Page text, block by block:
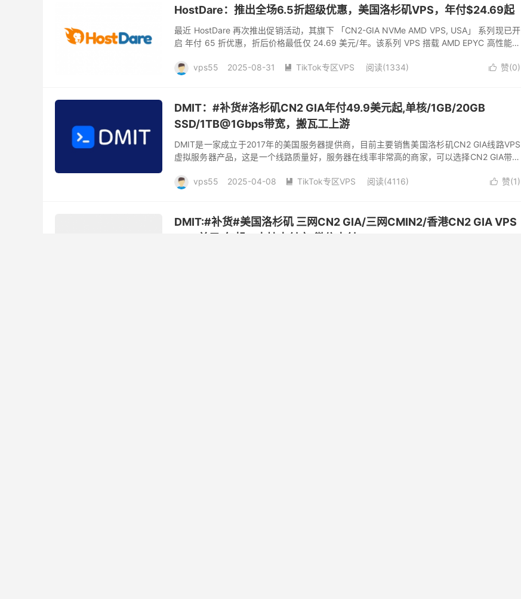
HostDare：推出全场6.5折超级优惠，美国洛杉矶VPS，年付$24.69起
最近 HostDare 再次推出促销活动，其旗下 「CN2-GIA NVMe AMD VPS, USA」 系列现已开
启 年付 65 折优惠，折后价格最低仅 24.69 美元/年。该系列 VPS 搭载 AMD EPYC 高性能处
 赞(0)
vps55 2025-08-31  TikTok专区VPS 阅读(1334)
DMIT：#补货#洛杉矶CN2 GIA年付49.9美元起,单核/1GB/20GB
SSD/1TB@1Gbps带宽，搬瓦工上游
DMIT是一家成立于2017年的美国服务器提供商，目前主要销售美国洛杉矶CN2 GIA线路VPS
虚拟服务器产品，这是一个线路质量好，服务器在线率非常高的商家，可以选择CN2 GIA带宽
 赞(1)
vps55 2025-04-08  TikTok专区VPS 阅读(4116)
DMIT:#补货#美国洛杉矶 三网CN2 GIA/三网CMIN2/香港CN2 GIA VPS